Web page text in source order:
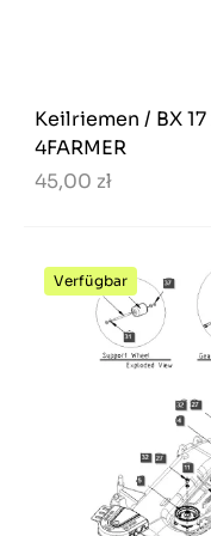
Keilriemen / BX
4FARMER
45,00 zł
Verfügbar